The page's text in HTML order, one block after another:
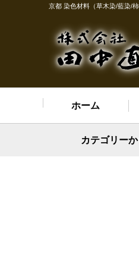
京都 染色材料（草木染/藍染/
ホーム
カテゴリー